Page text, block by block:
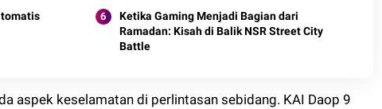
Ketika Gaming Menjadi Bagian dari
Ramadan: Kisah di Balik NSR Street City
Battle
aspek keselamatan di perlintasan sebidang. KAI Daop 9